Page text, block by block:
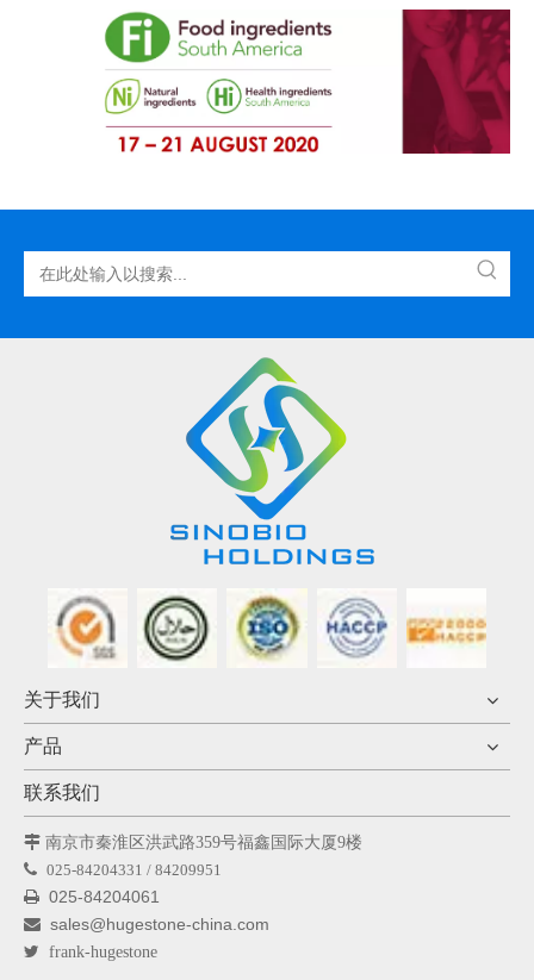
关于我们
产品
联系我们
 南京市秦淮区洪武路359号福鑫国际大厦9楼
 025-84204331 / 84209951
 025-84204061
 sales@hugestone-china.com
 frank-hugestone